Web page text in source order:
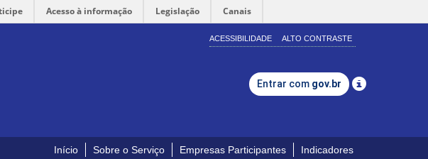
Acesso à informação Legislação Canais
ACESSIBILIDADE ALTO CONTRASTE
Entrar com gov.br
Início Sobre o Serviço Empresas Participantes Indicadores